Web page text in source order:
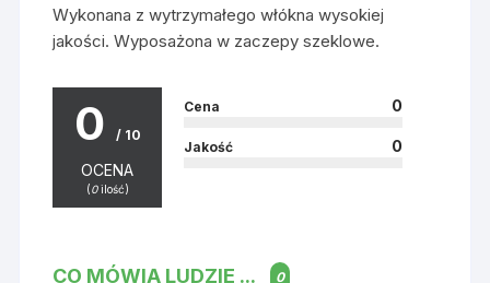
Wykonana z wytrzymałego włókna wysokiej
jakości. Wyposażona w zaczepy szeklowe.
0 / 10
OCENA
(0ilość)
Cena 0
Jakość 0
CO MÓWIĄ LUDZIE ... 0